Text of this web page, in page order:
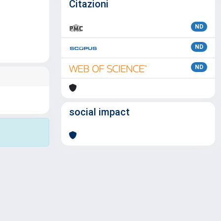
Citazioni
ND
ND
ND
social impact